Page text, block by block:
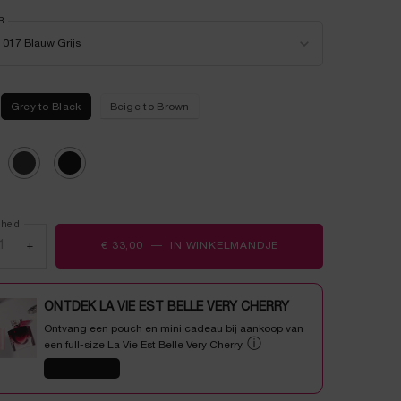
017 Blauw Grijs
for Crayon Khôl
Grey to Black Beige to Brown
Grijs, 1 of 3
Geselecteerd
022 Brons, 2 of 3Geselecteerd
01 Zwart, 3 of 3
+ € 33,00 ― IN WINKELMANDJE
ONTDEK LA VIE EST BELLE VERY CHERRY
Ontvang een pouch en mini cadeau bij aankoop van
een full-size La Vie Est Belle Very Cherry. ⓘ